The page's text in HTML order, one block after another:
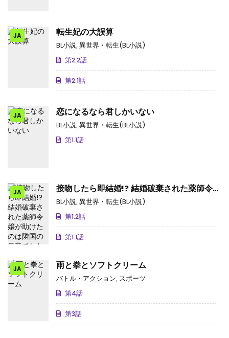
JA 転生妃の大誤算
BL小説, 異世界・転生(BL小説)
第2.2話
第2.1話
JA 恋になるなら君しかいない
BL小説, 異世界・転生(BL小説)
第1.1話
JA
接吻したら即結婚!? 結婚破棄された薬師令嬢
が助けたのは隣国の皇帝でした
BL小説, 異世界・転生(BL小説)
第1.2話
第1.1話
JA 雨と拳とソフトクリーム
バトル・アクション, スポーツ
第4話
第3話